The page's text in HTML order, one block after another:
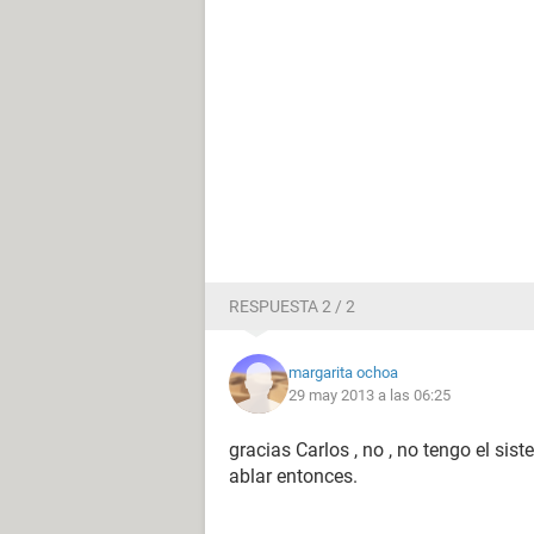
RESPUESTA 2 / 2
margarita ochoa
29 may 2013 a las 06:25
gracias Carlos , no , no tengo el
ablar entonces.